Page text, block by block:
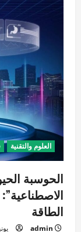
العلوم والتقنية
الحوسبة
الطاقة
admin يونيو